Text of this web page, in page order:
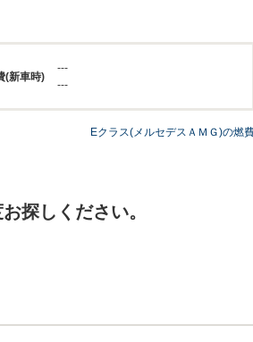
(新車時)
---
---
Eクラス(メルセデスＡＭＧ)の燃
探しください。